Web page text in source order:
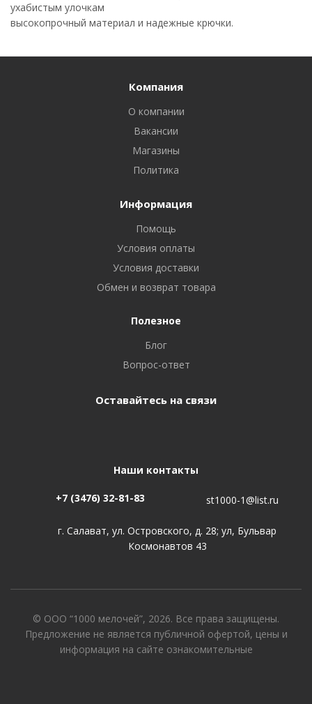
ухабистым улочкам
высокопрочный материал и надежные крючки.
Компания
О компании
Вакансии
Магазины
Политика
Информация
Помощь
Условия оплаты
Условия доставки
Обмен и возврат товара
Полезное
Блог
Вопрос-ответ
Оставайтесь на связи
Наши контакты
+7 (3476) 32-81-83 st1000-1@list.ru
г. Салават, ул. Островского, д. 28; ул, Бульвар
Космонавтов 43
© ООО “1000 мелочей”, 2026. Все права защищены.
Предложение не является публичной офертой, цены и
информация на сайте ознакомительные